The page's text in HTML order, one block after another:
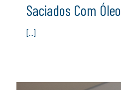
Saciados Com Óleo
[…]